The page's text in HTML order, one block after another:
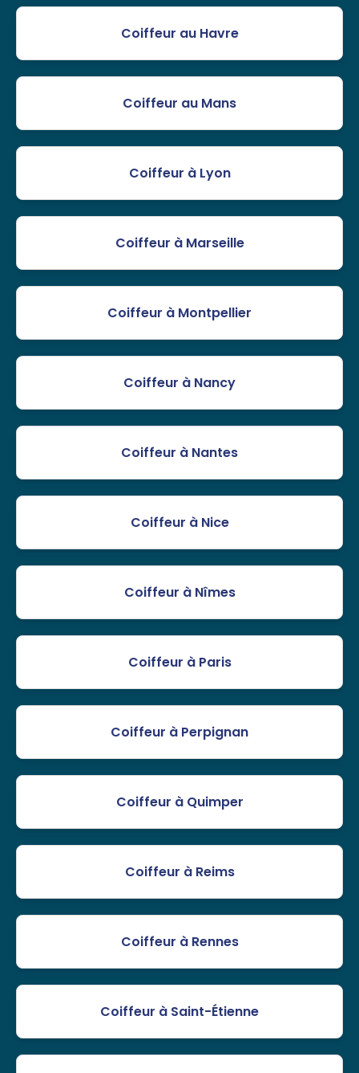
Coiffeur au Havre
Coiffeur au Mans
Coiffeur à Lyon
Coiffeur à Marseille
Coiffeur à Montpellier
Coiffeur à Nancy
Coiffeur à Nantes
Coiffeur à Nice
Coiffeur à Nîmes
Coiffeur à Paris
Coiffeur à Perpignan
Coiffeur à Quimper
Coiffeur à Reims
Coiffeur à Rennes
Coiffeur à Saint-Étienne